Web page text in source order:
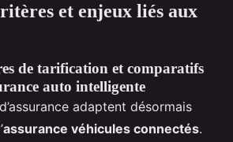
et enjeux liés aux
de tarification et comparatifs
auto intelligente
adaptent désormais
assurance véhicules connectés.